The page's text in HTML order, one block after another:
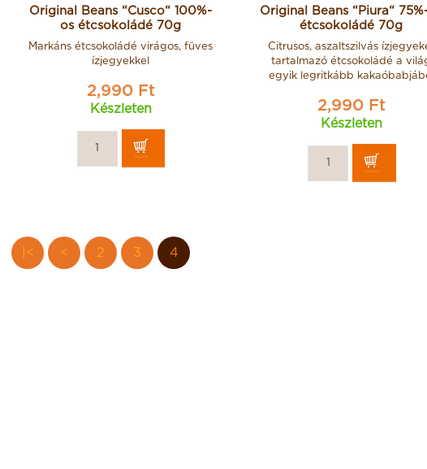
La Higuera Rabitos
bevont, trüffelkrémmel
töltött egész fügék
29,990 Ft
Lellei Konyakmeggy
Konyakmeggy 54%-os
Original Beans “Cusco“ 100%-
os étcsokoládé 70g
Markáns étcsokoládé virágos, füves
ízjegyekkel
2,990 Ft
Készleten
Original Beans “Piura“
étcsokoládé 70g
Citrusos, aszaltszilvás
tartalmazó étcsokoládé a
egyik legritkább
2,990 Ft
Készleten
|< < 2 3 4